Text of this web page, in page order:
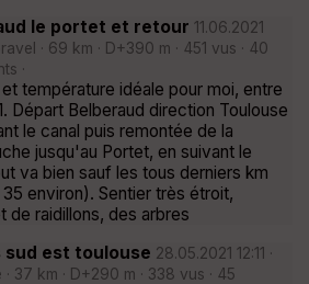
le portet et retour 11.06.2021
· 69 km · D+390 m · 451 vus · 40
·
température idéale pour moi, entre
Départ Belberaud direction Toulouse
le canal puis remontée de la
jusqu'au Portet, en suivant le
va bien sauf les tous derniers km
environ). Sentier très étroit,
de raidillons, des arbres
sud est toulouse 28.05.2021 12:11 ·
37 km · D+290 m · 338 vus · 45